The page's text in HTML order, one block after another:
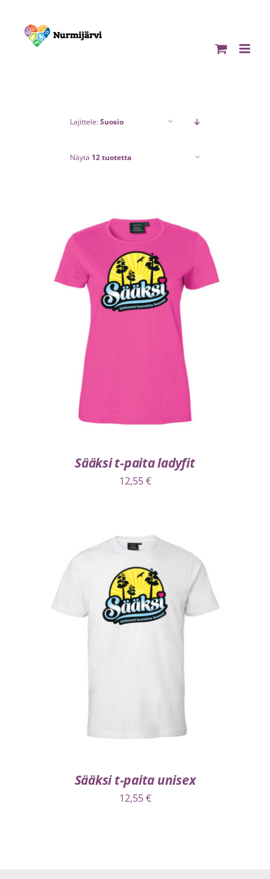
content
Lajittele:Suosio
Näytä 12 tuotetta
VALITSE VAIHTOEHDOISTA LISÄTIEDOT
Sääksi t-paita ladyfit
12,55€
Sääksi t-paita unisex
12,55€